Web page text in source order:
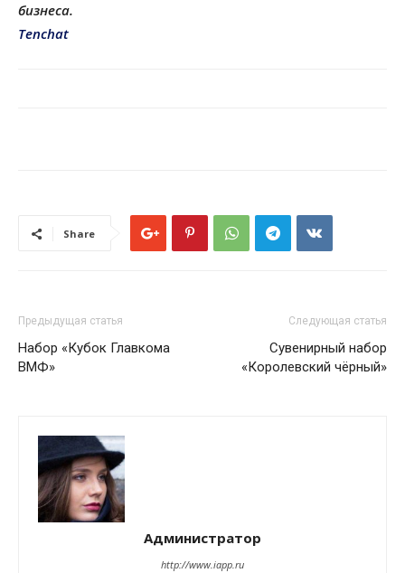
бизнеса.
Tenchat
Share
Предыдущая статья
Набор «Кубок Главкома
ВМФ»
Следующая статья
Сувенирный набор
«Королевский чёрный»
Администратор
http://www.iapp.ru